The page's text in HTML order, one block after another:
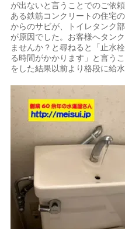
が出ないと言うことでのご依
ある鉄筋コンクリートの住宅
からのサビが、トイレタンク
が原因でした。お客様へタン
ませんか？と尋ねると「止水
る時間がかかります」と言う
をした結果以前より格段に給